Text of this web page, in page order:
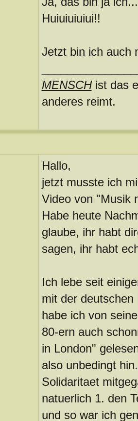
Huiuiuiuiui!!
Jetzt bin ich auch
MENSCHist das
anderes reimt.
Hallo,
jetzt musste ich
Video von "Musik
Habe heute
glaube, ihr habt
sagen, ihr habt
Ich lebe seit
mit der
habe ich von
80-ern auch
in London"
also unbedingt
Solidaritaet
natuerlich 1. den
und so war ich